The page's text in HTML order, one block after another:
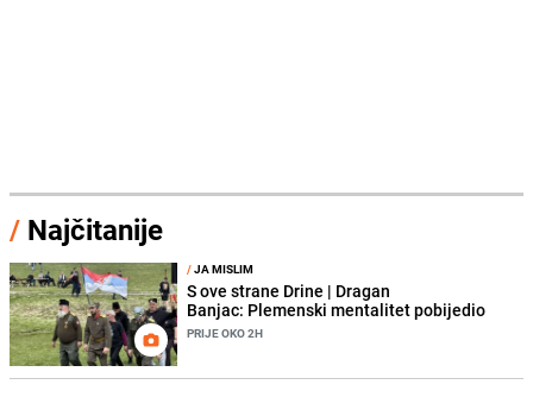
/ Najčitanije
/JA MISLIM
S ove strane Drine | Dragan
Banjac: Plemenski mentalitet pobijedio
PRIJE OKO 2H